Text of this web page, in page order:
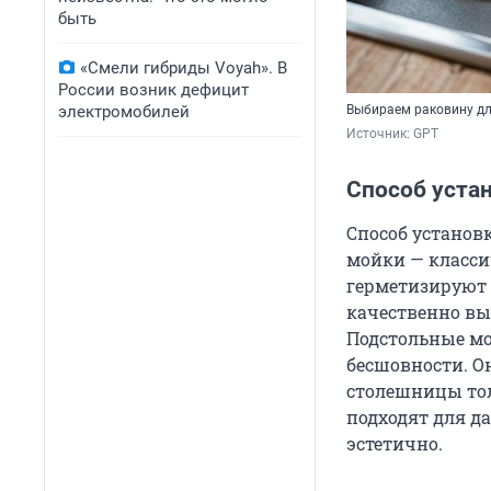
быть
«Смели гибриды Voyah». В
России возник дефицит
электромобилей
Выбираем раковину
Источник: GPT
Способ
Способ
мойки —
качественно
Подстольные
бесшовности.
столешницы
подходят для
эстетично.